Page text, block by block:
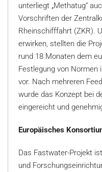
unterliegt „Methatug“
Vorschriften der
Rheinschifffahrt (ZKR).
erwirken, stellten die
rund 18 Monaten dem
Festlegung von Normen
vor. Nach mehreren
wurde das Konzept bei
eingereicht und
Europäisches
Das Fastwater-Projekt
und